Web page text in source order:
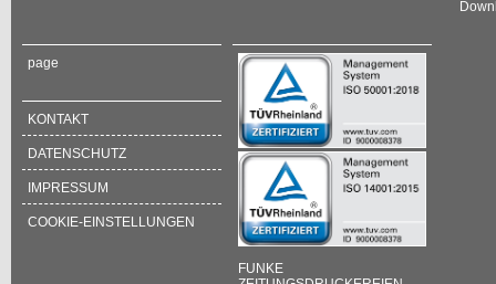
page
KONTAKT
DATENSCHUTZ
IMPRESSUM
COOKIE-EINSTELLUNGEN
FUNKE